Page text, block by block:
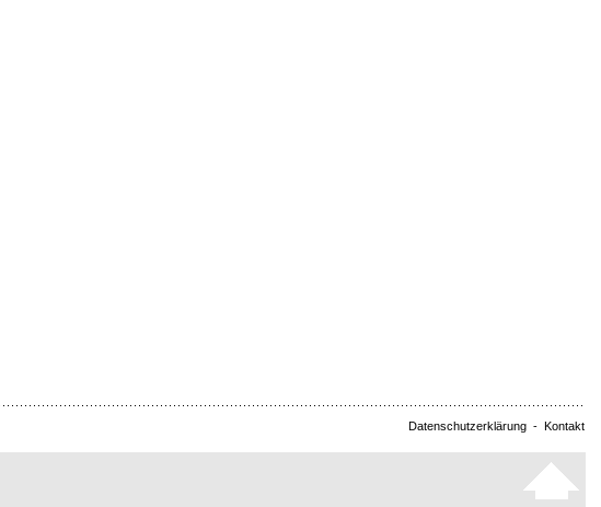
Datenschutzerklärung - Kontakt